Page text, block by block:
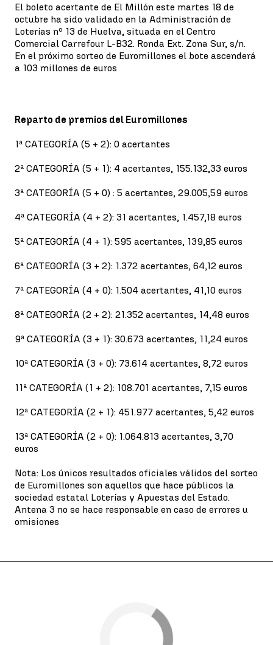
El boleto acertante de El Millón este martes 18 de
octubre ha sido validado en la Administración de
Loterías nº 13 de Huelva, situada en el Centro
Comercial Carrefour L-B32. Ronda Ext. Zona Sur, s/n.
En el próximo sorteo de Euromillones el bote ascenderá
a 103 millones de euros
Reparto de premios del Euromillones
1ª CATEGORÍA (5 + 2): 0 acertantes
2ª CATEGORÍA (5 + 1): 4 acertantes, 155.132,33 euros
3ª CATEGORÍA (5 + 0) : 5 acertantes, 29.005,59 euros
4ª CATEGORÍA (4 + 2): 31 acertantes, 1.457,18 euros
5ª CATEGORÍA (4 + 1): 595 acertantes, 139,85 euros
6ª CATEGORÍA (3 + 2): 1.372 acertantes, 64,12 euros
7ª CATEGORÍA (4 + 0): 1.504 acertantes, 41,10 euros
8ª CATEGORÍA (2 + 2): 21.352 acertantes, 14,48 euros
9ª CATEGORÍA (3 + 1): 30.673 acertantes, 11,24 euros
10ª CATEGORÍA (3 + 0): 73.614 acertantes, 8,72 euros
11ª CATEGORÍA (1 + 2): 108.701 acertantes, 7,15 euros
12ª CATEGORÍA (2 + 1): 451.977 acertantes, 5,42 euros
13ª CATEGORÍA (2 + 0): 1.064.813 acertantes, 3,70
euros
Nota: Los únicos resultados oficiales válidos del sorteo
de Euromillones son aquellos que hace públicos la
sociedad estatal Loterías y Apuestas del Estado.
Antena 3 no se hace responsable en caso de errores u
omisiones